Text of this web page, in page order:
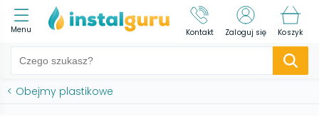
Menu Kontakt Zaloguj się Koszyk
< Obejmy plastikowe